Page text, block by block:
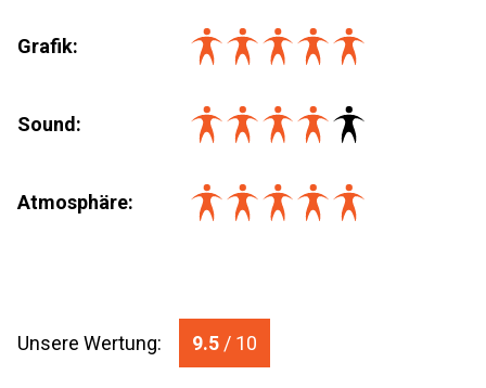
Grafik:
Sound:
Atmosphäre:
Unsere Wertung: 9.5 / 10